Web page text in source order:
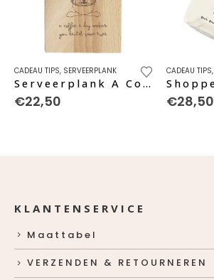
CADEAU TIPS, SERVEERPLANK
Serveerplank A Coffee A Day…
€22,50
CADEAU TIPS,
€28,50
KLANTENSERVICE
Maattabel
VERZENDEN & RETOURNEREN